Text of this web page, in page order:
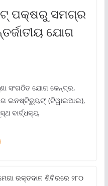
ପକ୍ଷରୁ ସମଗ୍ର
ଯୋଗ
ସଂଗଠିତ ଯୋଗ କେନ୍ଦ୍ର,
ଇନଷ୍ଟିଚ୍ୟୁଟ୍‌’ (ଟିୱାଇଆଇ),
ବାର୍ଦ୍ଧକ୍ୟ
ରକ୍ତଦାନ ଶିବିରରେ ୨୮୦